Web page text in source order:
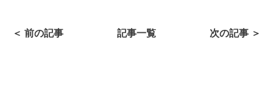
＜ 前の記事 記事一覧 次の記事 ＞